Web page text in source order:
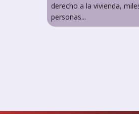
derecho a la vivienda,
personas...